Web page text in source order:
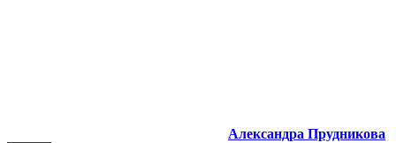
Александра Прудникова